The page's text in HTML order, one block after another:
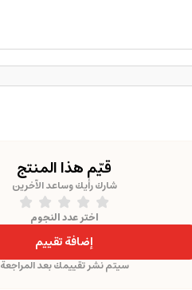
قيّم هذا المنتج
شارك رأيك وساعد الآخرين
اختر عدد النجوم
إضافة تقييم
سيتم نشر تقييمك بعد المراجعة